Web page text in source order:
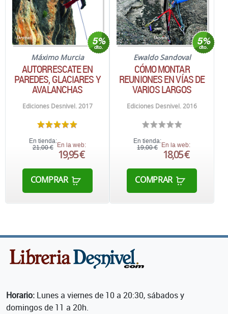
Máximo Murcia
AUTORRESCATE EN
PAREDES, GLACIARES Y
AVALANCHAS
Ediciones Desnivel. 2017
En tienda:
21,00 € En la web:
19,95 €
COMPRAR
Ewaldo Sandoval
CÓMO MONTAR
REUNIONES EN VÍAS DE
VARIOS LARGOS
Ediciones Desnivel. 2016
En tienda:
19,00 €
En la web:
18,05 €
COMPRAR
Horario: Lunes a viernes de 10 a 20:30, sábados y
domingos de 11 a 20h.